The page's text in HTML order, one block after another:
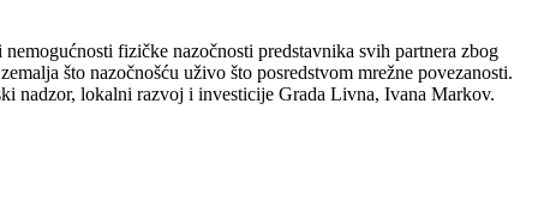
fizičke nazočnosti predstavnika svih partnera zbog
što nazočnošću uživo što posredstvom mrežne povezanosti.
nadzor, lokalni razvoj i investicije Grada Livna, Ivana Markov.